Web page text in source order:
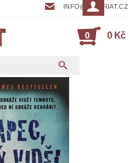
INFO@EKVARIAT.CZ
0 0 Kč